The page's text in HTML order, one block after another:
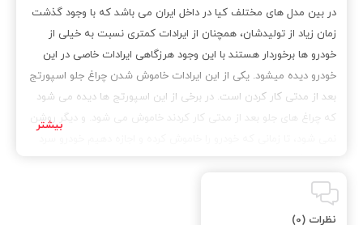
در بین مدل های مختلف کیا در داخل ایران می باشد که با وجود گذشت
زمان زیاد از تولیدشان، همچنان از ایرادات کمتری نسبت به خیلی از
خودرو ها برخوردار هستند با این وجود هرزگاهی ایرادات خاصی در این
خودرو دیده میشود. یکی از این ایرادات خاموش شدن چراغ جلو اسپورتج
بعد از مدتی کار کردن است. در برخی از این اسپورتج ها دیده می شود
که چراغ های جلو بعد از مدتی کار کردند خاموش می شود. و دیگر روشن
در جعبع فیوز و سیمکشی مربوط به آن است که با گرم شدن سیمکشی
جعبه فیوز مسیر، قطع می شود و چراغ ها از کار میفتد. این اتفاق
نظرات (0)